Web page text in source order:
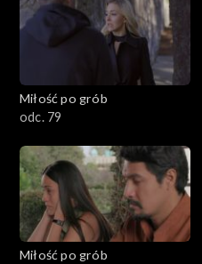
Miłość po grób
odc. 79
Miłość po grób